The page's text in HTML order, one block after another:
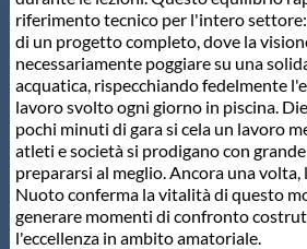
Mappa del sito
riferimento tecnico per l'intero
di un progetto completo, dove la
necessariamente poggiare su una
acquatica, rispecchiando fedelmente
lavoro svolto ogni giorno in piscina.
pochi minuti di gara si cela un lavoro
atleti e società si prodigano con
prepararsi al meglio. Ancora una
Nuoto conferma la vitalità di questo
generare momenti di confronto
l'eccellenza in ambito amatoriale.